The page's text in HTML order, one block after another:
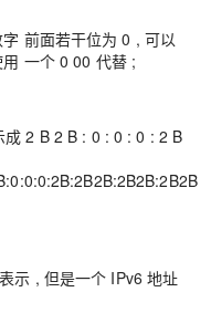
前面若干位为 0 , 可以
一个 0 00 代替 ;
成 2 B 2 B : 0 : 0 : 0 : 2 B
示 , 但是一个 IPv6 地址